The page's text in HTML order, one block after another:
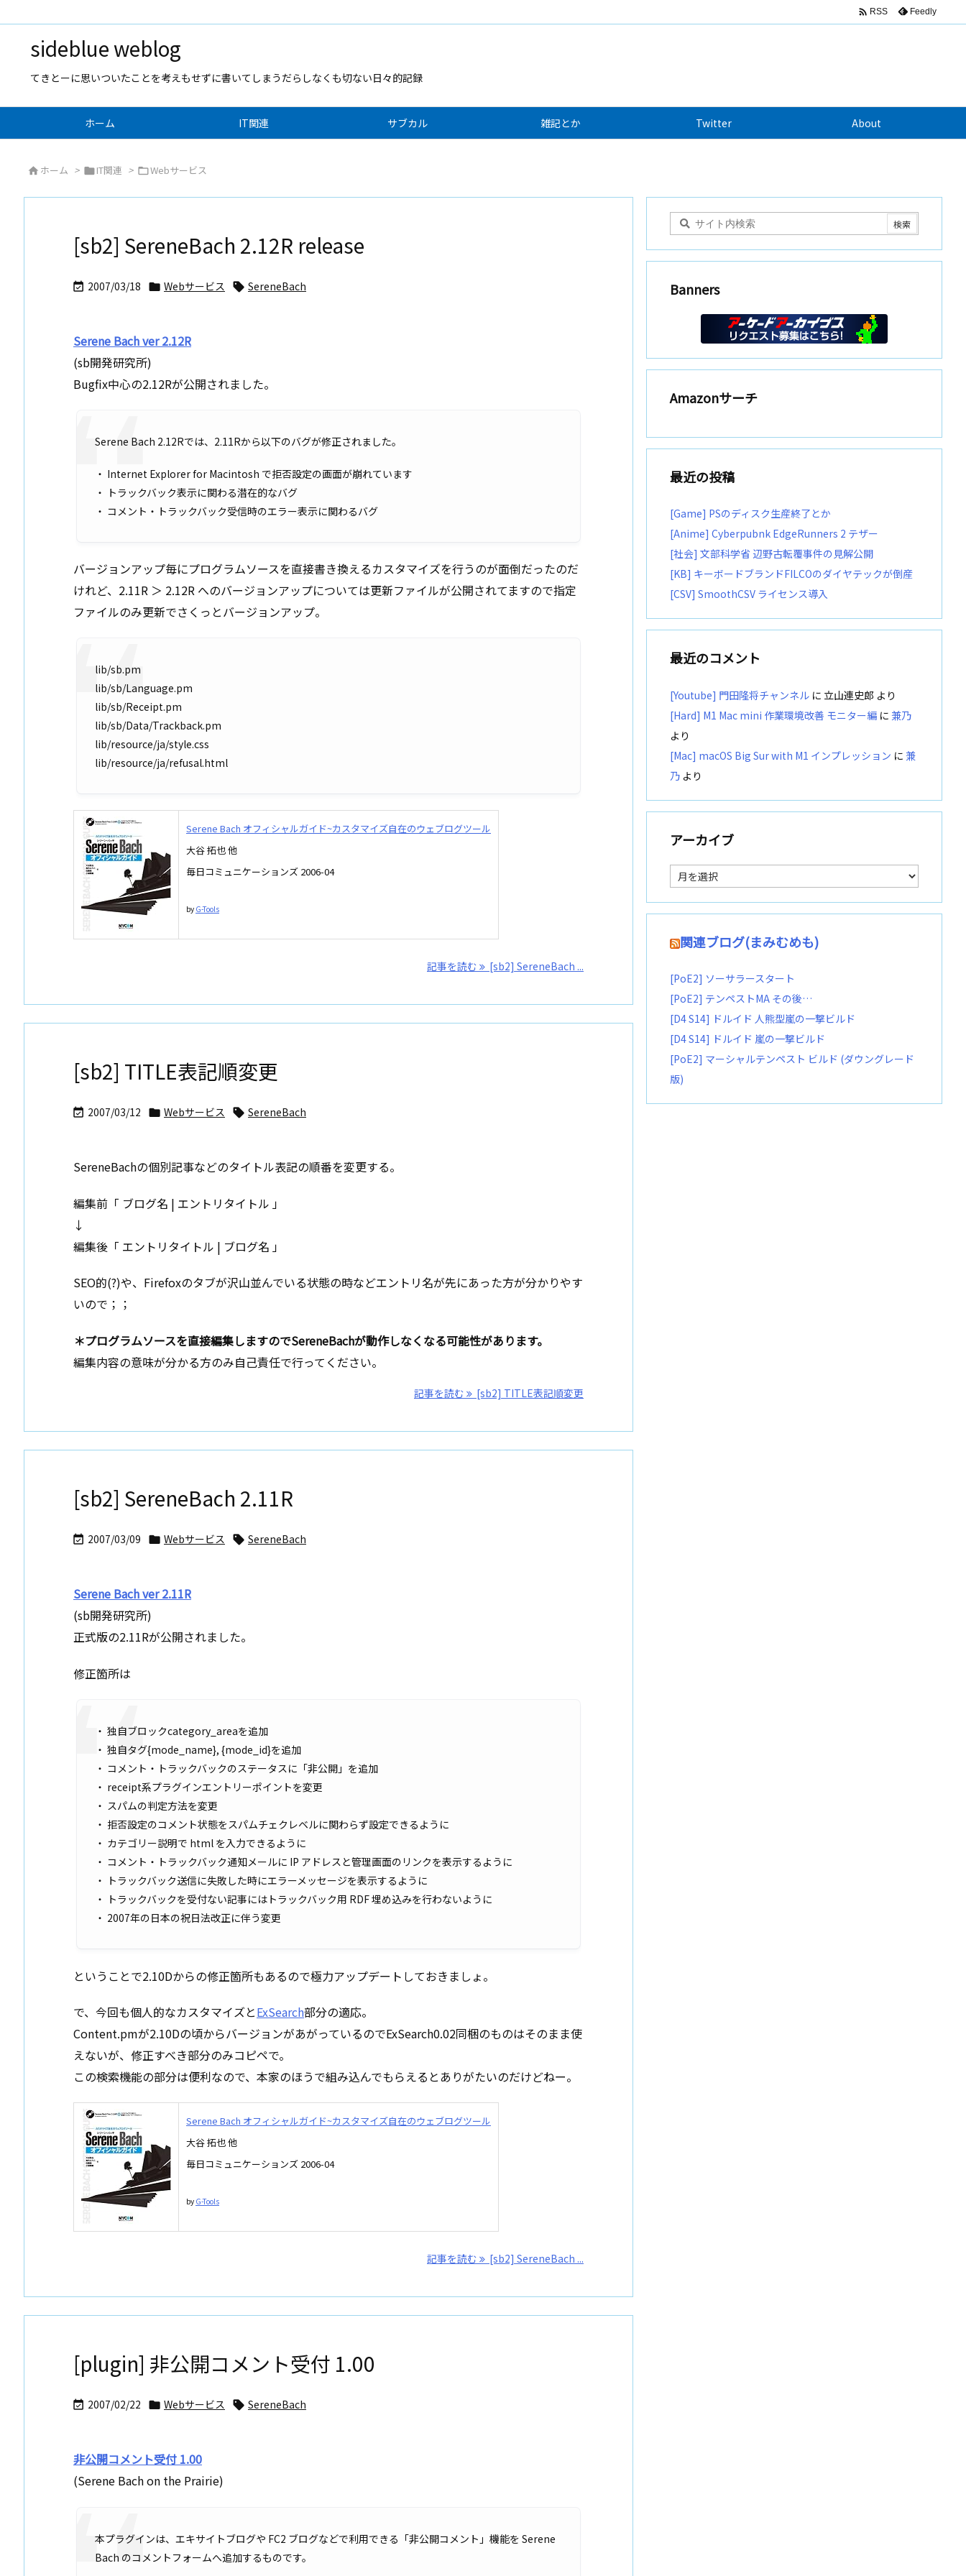
sideblue weblog
てきとーに思いついたことを考えもせずに書いてしまうだらしなくも切ない日々的記録
ホーム IT関連 サブカル 雑記とか Twitter About
 RSS Feedly
 ホーム > IT関連 > Webサービス
[sb2] SereneBach 2.12R release
 2007/03/18  Webサービス  SereneBach
Serene Bach ver 2.12R
(sb開発研究所)
Bugfix中心の2.12Rが公開されました。
Serene Bach 2.12Rでは、2.11Rから以下のバグが修正されました。
・ Internet Explorer for Macintosh で拒否設定の画面が崩れています
・ トラックバック表示に関わる潜在的なバグ
・ コメント・トラックバック受信時のエラー表示に関わるバグ
バージョンアップ毎にプログラムソースを直接書き換えるカスタマイズを行うのが面倒だったのだ
けれど、2.11R ＞ 2.12R へのバージョンアップについては更新ファイルが公開されてますので指定
ファイルのみ更新でさくっとバージョンアップ。
lib/sb.pm
lib/sb/Language.pm
lib/sb/Receipt.pm
lib/sb/Data/Trackback.pm
lib/resource/ja/style.css
lib/resource/ja/refusal.html
Serene Bach オフィシャルガイド~カスタマイズ自在のウェブログツール
大谷 拓也 他
毎日コミュニケーションズ 2006-04
by G-Tools
記事を読む [sb2] SereneBach ...
[sb2] TITLE表記順変更
 2007/03/12  Webサービス  SereneBach
SereneBachの個別記事などのタイトル表記の順番を変更する。
編集前「 ブログ名 | エントリタイトル 」
↓
編集後「 エントリタイトル | ブログ名 」
SEO的(?)や、Firefoxのタブが沢山並んでいる状態の時などエントリ名が先にあった方が分かりやす
いので；；
＊プログラムソースを直接編集しますのでSereneBachが動作しなくなる可能性があります。
編集内容の意味が分かる方のみ自己責任で行ってください。
記事を読む [sb2] TITLE表記順変更
[sb2] SereneBach 2.11R
 2007/03/09  Webサービス  SereneBach
Serene Bach ver 2.11R
(sb開発研究所)
正式版の2.11Rが公開されました。
修正箇所は
・ 独自ブロックcategory_areaを追加
・ 独自タグ{mode_name}, {mode_id}を追加
・ コメント・トラックバックのステータスに「非公開」を追加
・ receipt系プラグインエントリーポイントを変更
・ スパムの判定方法を変更
・ 拒否設定のコメント状態をスパムチェクレベルに関わらず設定できるように
・ カテゴリー説明で html を入力できるように
・ コメント・トラックバック通知メールに IP アドレスと管理画面のリンクを表示するように
・ トラックバック送信に失敗した時にエラーメッセージを表示するように
・ トラックバックを受付ない記事にはトラックバック用 RDF 埋め込みを行わないように
・ 2007年の日本の祝日法改正に伴う変更
ということで2.10Dからの修正箇所もあるので極力アップデートしておきましょ。
で、今回も個人的なカスタマイズとExSearch部分の適応。
Content.pmが2.10Dの頃からバージョンがあがっているのでExSearch0.02同梱のものはそのまま使
えないが、修正すべき部分のみコピペで。
この検索機能の部分は便利なので、本家のほうで組み込んでもらえるとありがたいのだけどねー。
Serene Bach オフィシャルガイド~カスタマイズ自在のウェブログツール
大谷 拓也 他
毎日コミュニケーションズ 2006-04
by G-Tools
記事を読む [sb2] SereneBach ...
[plugin] 非公開コメント受付 1.00
 2007/02/22  Webサービス  SereneBach
非公開コメント受付 1.00
(Serene Bach on the Prairie)
本プラグインは、エキサイトブログや FC2 ブログなどで利用できる「非公開コメント」機能を Serene
Bach のコメントフォームへ追加するものです。
Banners
Amazonサーチ
最近の投稿
[Game] PSのディスク生産終了とか
[Anime] Cyberpubnk EdgeRunners 2 テザー
[社会] 文部科学省 辺野古転覆事件の見解公開
[KB] キーボードブランドFILCOのダイヤテックが倒産
[CSV] SmoothCSV ライセンス導入
最近のコメント
[Youtube] 門田隆将チャンネル に 立山連史郎 より
[Hard] M1 Mac mini 作業環境改善 モニター編 に 兼乃
より
[Mac] macOS Big Sur with M1 インプレッション に 兼
乃 より
アーカイブ
ア
ー
カ
イ
関連ブログ(まみむめも)
[PoE2] ソーサラースタート
[PoE2] テンペストMA その後…
[D4 S14] ドルイド 人熊型嵐の一撃ビルド
[D4 S14] ドルイド 嵐の一撃ビルド
[PoE2] マーシャルテンペスト ビルド (ダウングレード
版)